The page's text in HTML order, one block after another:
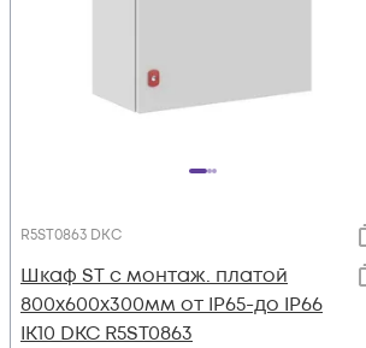
R5ST0863 DKC
Шкаф ST с монтаж. платой
800х600х300мм от IP65-до IP66
IK10 DKC R5ST0863